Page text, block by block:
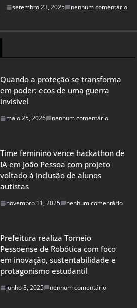
setembro 23, 2025 nenhum comentário
Quando a proteção se transforma
em poder: ecos de uma guerra
invisível
maio 25, 2026 nenhum comentário
Time feminino vence hackathon de
IA em João Pessoa com projeto
voltado à inclusão de alunos
autistas
novembro 11, 2025 nenhum comentário
Prefeitura realiza Torneio
Pessoense de Robótica com foco
em inovação, sustentabilidade e
protagonismo estudantil
junho 8, 2025 nenhum comentário